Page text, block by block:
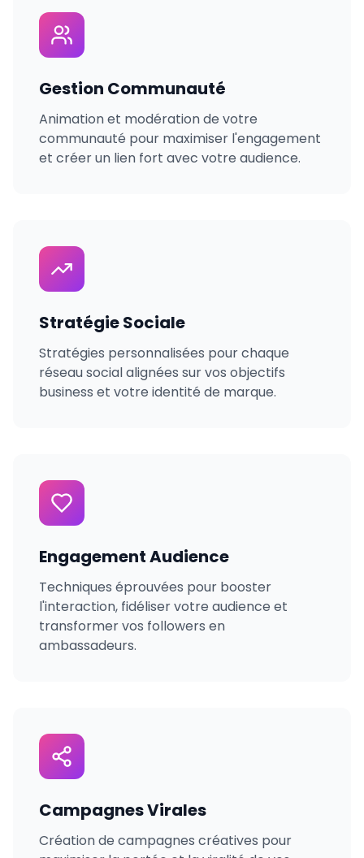
Gestion Communauté
Animation et modération de votre
communauté pour maximiser l'engagement
et créer un lien fort avec votre audience.
Stratégie Sociale
Stratégies personnalisées pour chaque
réseau social alignées sur vos objectifs
business et votre identité de marque.
Engagement Audience
Techniques éprouvées pour booster
l'interaction, fidéliser votre audience et
transformer vos followers en
ambassadeurs.
Campagnes Virales
Création de campagnes créatives pour